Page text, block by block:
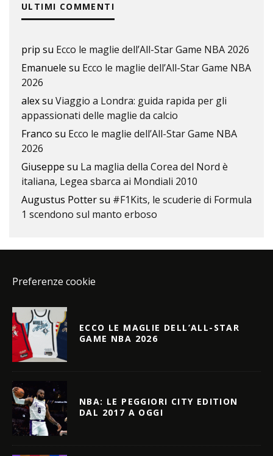
ULTIMI COMMENTI
prip su Ecco le maglie dell’All-Star Game NBA 2026
Emanuele su Ecco le maglie dell’All-Star Game NBA
2026
alexsu Viaggio a Londra: guida rapida per gli
appassionati delle maglie da calcio
Franco su Ecco le maglie dell’All-Star Game NBA
2026
Giuseppe su La maglia della Corea del Nord è
italiana, Legea sbarca ai Mondiali 2010
Augustus Pottersu #F1Kits, le scuderie di Formula
1 scendono sul manto erboso
Preferenze cookie
ECCO LE MAGLIE DELL’ALL-STAR
GAME NBA 2026
NBA: LE PEGGIORI CITY EDITION
DAL 2017 A OGGI